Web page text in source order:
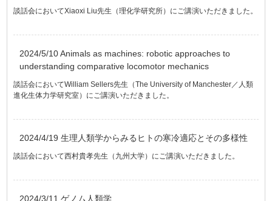
談話会においてXiaoxi Liu先生（理化学研究所）にご講演いただきました。
2024/5/10 Animals as machines: robotic approaches to
understanding comparative locomotor mechanics
談話会においてWilliam Sellers先生（The University of Manchester／人類
進化生体力学研究室）にご講演いただきました。
2024/4/19 生理人類学からみるヒトの寒冷適応とその多様性
談話会において西村貴孝先生（九州大学）にご講演いただきました。
2024/3/11 ゲノム人類学